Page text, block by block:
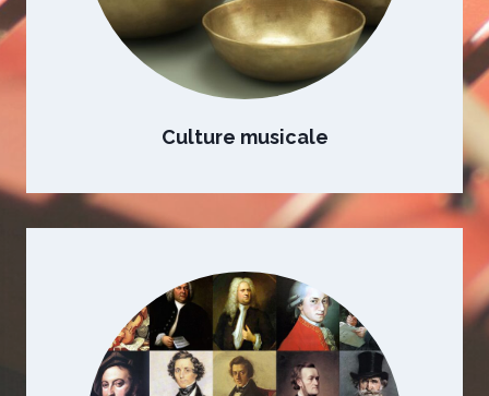
Culture musicale